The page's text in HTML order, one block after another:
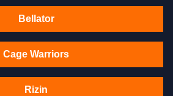
Bellator
Cage Warriors
Rizin